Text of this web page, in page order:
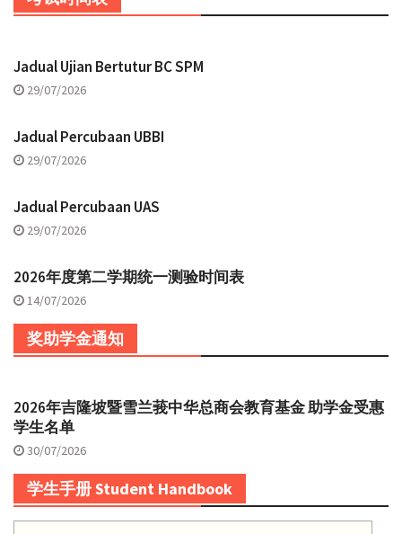
Jadual Ujian Bertutur BC SPM
29/07/2026
Jadual Percubaan UBBI
29/07/2026
Jadual Percubaan UAS
29/07/2026
2026年度第二学期统一测验时间表
14/07/2026
奖助学金通知
2026年吉隆坡暨雪兰莪中华总商会教育基金 助学金受惠
学生名单
30/07/2026
学生手册 Student Handbook